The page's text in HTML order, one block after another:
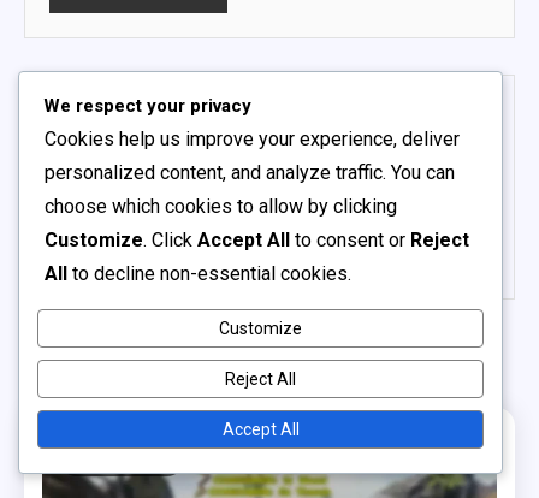
ΔΙΑΧΕΙΡΙΣΤΉΣ
Περιεχόμενο που δημοσιεύθηκε από την
συντακτική ομάδα.
Related Posts
We respect your privacy
Cookies help us improve your experience, deliver
personalized content, and analyze traffic. You can
choose which cookies to allow by clicking
Customize. Click Accept All to consent or Reject
All to decline non-essential cookies.
Customize
Reject All
Accept All